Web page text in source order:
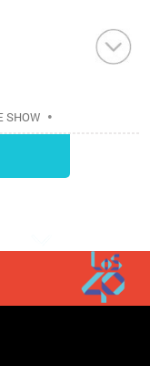
SHOW •
•